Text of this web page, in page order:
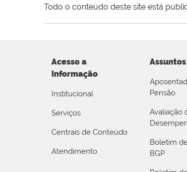
Todo o conteúdo deste site está
Acesso a
Informação
Institucional
Serviços
Centrais de Conteúdo
Atendimento
Assuntos
Pensão
Avaliação
Boletim
BGP